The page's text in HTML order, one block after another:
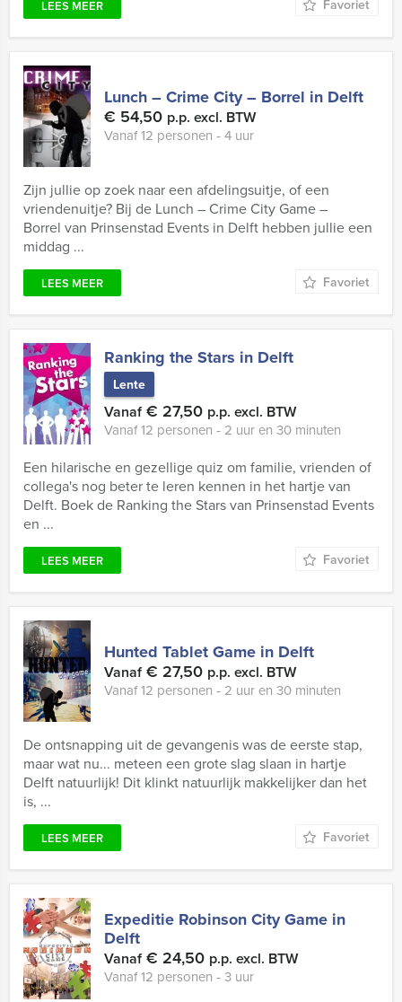
LEES MEER Favoriet
Lunch – Crime City – Borrel in Delft
€ 54,50 p.p. excl. BTW
Vanaf 12 personen ‐ 4 uur
Zijn jullie op zoek naar een afdelingsuitje, of een
vriendenuitje? Bij de Lunch – Crime City Game –
Borrel van Prinsenstad Events in Delft hebben jullie een
middag ...
LEES MEER Favoriet
Ranking the Stars in Delft
Lente
Vanaf€ 27,50 p.p. excl. BTW
Vanaf 12 personen ‐ 2 uur en 30 minuten
Een hilarische en gezellige quiz om familie, vrienden of
collega's nog beter te leren kennen in het hartje van
Delft. Boek de Ranking the Stars van Prinsenstad Events
en ...
LEES MEER Favoriet
Hunted Tablet Game in Delft
Vanaf€ 27,50 p.p. excl. BTW
Vanaf 12 personen ‐ 2 uur en 30 minuten
De ontsnapping uit de gevangenis was de eerste stap,
maar wat nu... meteen een grote slag slaan in hartje
Delft natuurlijk! Dit klinkt natuurlijk makkelijker dan het
is, ...
LEES MEER Favoriet
Expeditie Robinson City Game in
Delft
Vanaf€ 24,50 p.p. excl. BTW
Vanaf 12 personen ‐ 3 uur